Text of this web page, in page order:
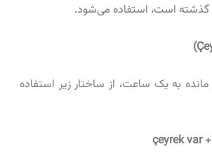
است، استفاده می‌شود.
مانده به یک ساعت، از ساختار زیر استفاده